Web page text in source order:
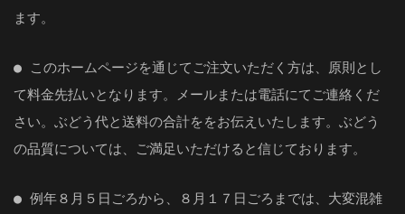
ます。
● このホームページを通じてご注文いただく方は、原則とし
て料金先払いとなります。メールまたは電話にてご連絡くだ
さい。ぶどう代と送料の合計ををお伝えいたします。ぶどう
の品質については、ご満足いただけると信じております。
● 例年８月５日ごろから、８月１７日ごろまでは、大変混雑